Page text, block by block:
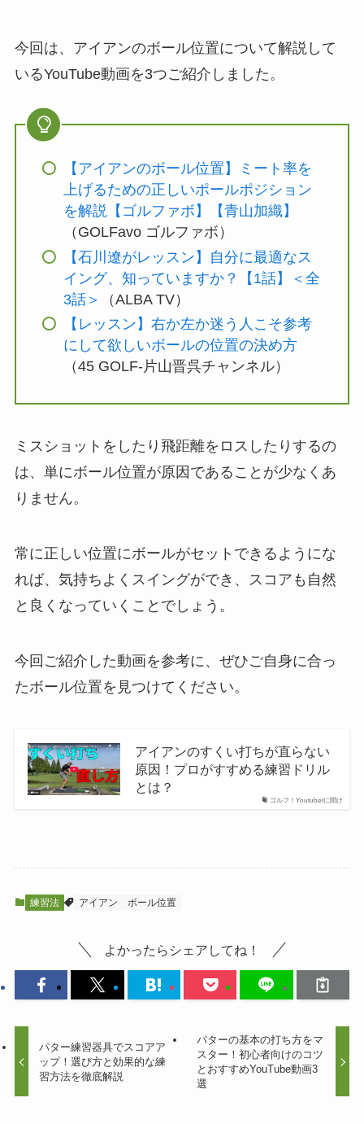
今回は、アイアンのボール位置について解説して
いるYouTube動画を3つご紹介しました。
【アイアンのボール位置】ミート率を
上げるための正しいポールポジション
を解説【ゴルファボ】【青山加織】
（GOLFavo ゴルファボ）
【石川遼がレッスン】自分に最適なス
イング、知っていますか？【1話】＜全
3話＞
（ALBA TV）
【レッスン】右か左か迷う人こそ参考
にして欲しいボールの位置の決め方
（45 GOLF-片山晋呉チャンネル）
ミスショットをしたり飛距離をロスしたりするの
は、単にボール位置が原因であることが少なくあ
りません。
常に正しい位置にボールがセットできるようにな
れば、気持ちよくスイングができ、スコアも自然
と良くなっていくことでしょう。
今回ご紹介した動画を参考に、ぜひご自身に合っ
たボール位置を見つけてください。
ゴルフ！Youtuberに聞け
アイアンのすくい打ちが直らない
原因！プロがすすめる練習ドリル
とは？
練習法 アイアン ボール位置
よかったらシェアしてね！
パター練習器具でスコアア
ップ！選び方と効果的な練
習方法を徹底解説
パターの基本の打ち方をマ
スター！初心者向けのコツ
とおすすめYouTube動画3
選